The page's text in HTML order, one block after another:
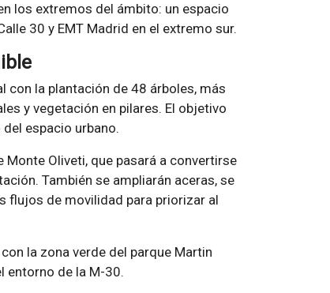
los extremos del ámbito: un espacio
30 y EMT Madrid en el extremo sur.
con la plantación de 48 árboles, más
y vegetación en pilares. El objetivo
espacio urbano.
Monte Oliveti, que pasará a convertirse
También se ampliarán aceras, se
flujos de movilidad para priorizar al
la zona verde del parque Martin
entorno de la M-30.